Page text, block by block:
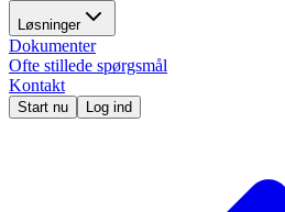
Løsninger
Dokumenter
Ofte stillede spørgsmål
Kontakt
Start nu Log ind